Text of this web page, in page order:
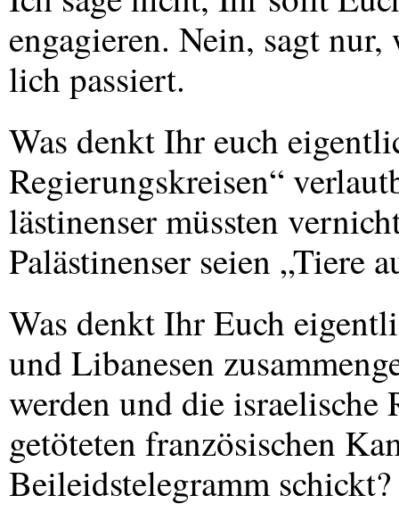
engagieren. Nein, sagt
lich passiert.
Was denkt Ihr euch
Regierungskreisen“
lästinenser müssten
Palästinenser seien „Tiere
Was denkt Ihr Euch
und Libanesen
werden und die israelische
getöteten französischen
Beileidstelegramm schickt?